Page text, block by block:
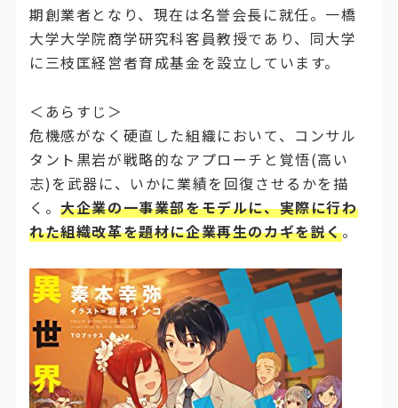
期創業者となり、現在は名誉会長に就任。一橋
大学大学院商学研究科客員教授であり、同大学
に三枝匡経営者育成基金を設立しています。
＜あらすじ＞
危機感がなく硬直した組織において、コンサル
タント黒岩が戦略的なアプローチと覚悟(高い
志)を武器に、いかに業績を回復させるかを描
く。大企業の一事業部をモデルに、実際に行わ
れた組織改革を題材に企業再生のカギを説く。